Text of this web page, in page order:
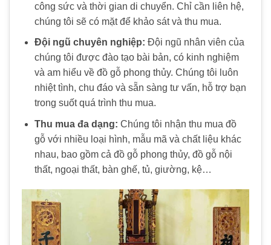
công sức và thời gian di chuyển. Chỉ cần liên hệ,
chúng tôi sẽ có mặt để khảo sát và thu mua.
Đội ngũ chuyên nghiệp: Đội ngũ nhân viên của
chúng tôi được đào tạo bài bản, có kinh nghiệm
và am hiểu về đồ gỗ phong thủy. Chúng tôi luôn
nhiệt tình, chu đáo và sẵn sàng tư vấn, hỗ trợ bạn
trong suốt quá trình thu mua.
Thu mua đa dạng: Chúng tôi nhận thu mua đồ
gỗvới nhiều loại hình, mẫu mã và chất liệu khác
nhau, bao gồm cả đồ gỗ phong thủy, đồ gỗnội
thất, ngoại thất, bàn ghế, tủ, giường, kệ…